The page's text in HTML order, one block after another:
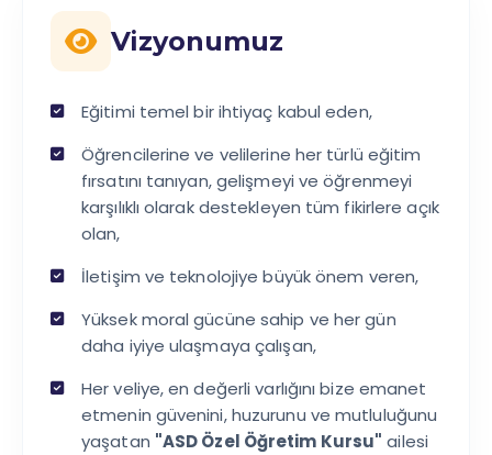
Vizyonumuz
Eğitimi temel bir ihtiyaç kabul eden,
Öğrencilerine ve velilerine her türlü eğitim
fırsatını tanıyan, gelişmeyi ve öğrenmeyi
karşılıklı olarak destekleyen tüm fikirlere açık
olan,
İletişim ve teknolojiye büyük önem veren,
Yüksek moral gücüne sahip ve her gün
daha iyiye ulaşmaya çalışan,
Her veliye, en değerli varlığını bize emanet
etmenin güvenini, huzurunu ve mutluluğunu
yaşatan "ASD Özel Öğretim Kursu" ailesi